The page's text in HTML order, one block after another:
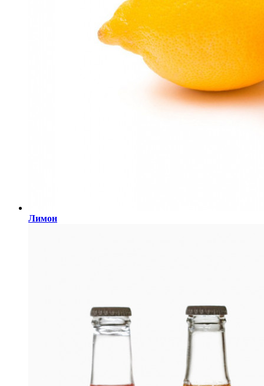
Лимон